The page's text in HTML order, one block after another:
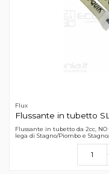
Flux
Flussante in tubetto
Flussante in tubetto da 2cc, NO
lega di Stagno/Piombo e